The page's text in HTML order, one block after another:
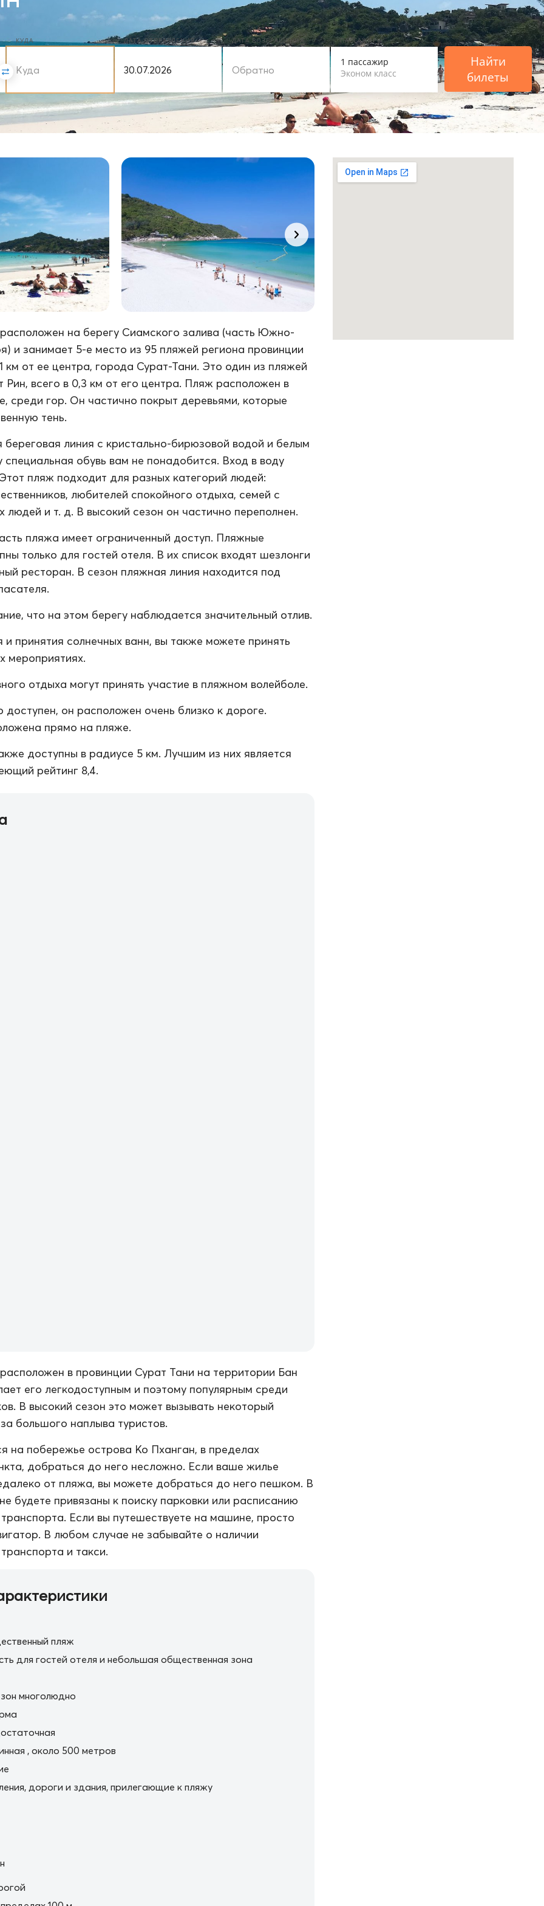
ДАТА ОТПРАВЛЕНИЯ ДАТА ВОЗВРАЩЕНИЯ ПАССАЖИРЫ
1 пассажир
Эконом класс
Найти
билеты
на берегу Сиамского залива (часть Южно-
и занимает 5-е место из 95 пляжей региона провинции
км от ее центра, города Сурат-Тани. Это один из пляжей
Рин, всего в 0,3 км от его центра. Пляж расположен в
среди гор. Он частично покрыт деревьями, которые
тень.
линия с кристально-бирюзовой водой и белым
специальная обувь вам не понадобится. Вход в воду
пляж подходит для разных категорий людей:
любителей спокойного отдыха, семей с
людей и т. д. В высокий сезон он частично переполнен.
пляжа имеет ограниченный доступ. Пляжные
только для гостей отеля. В их список входят шезлонги
ресторан. В сезон пляжная линия находится под
что на этом берегу наблюдается значительный отлив.
принятия солнечных ванн, вы также можете принять
мероприятиях.
отдыха могут принять участие в пляжном волейболе.
доступен, он расположен очень близко к дороге.
прямо на пляже.
доступны в радиусе 5 км. Лучшим из них является
рейтинг 8,4.
в провинции Сурат Тани на территории Бан
его легкодоступным и поэтому популярным среди
В высокий сезон это может вызывать некоторый
большого наплыва туристов.
на побережье острова Ко Пханган, в пределах
добраться до него несложно. Если ваше жилье
от пляжа, вы можете добраться до него пешком. В
будете привязаны к поиску парковки или расписанию
Если вы путешествуете на машине, просто
В любом случае не забывайте о наличии
и такси.
пляж
для гостей отеля и небольшая общественная зона
многолюдно
, около 500 метров
дороги и здания, прилегающие к пляжу
100 м.